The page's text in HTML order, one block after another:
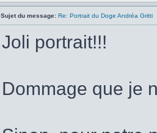
Sujet du message: Re: Portrait du Doge Andréa Gritti
Joli portrait!!!
Dommage que je